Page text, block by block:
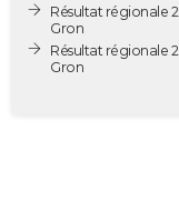
Destinations
City break
Voyage nature
Voyage de noces
Forum
PHOTO
GUIDES D'ACHAT
Résultat régionale
Gron
Résultat régionale
Gron